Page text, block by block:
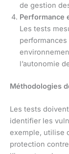
de gestion
Performance
Les tests
l’autonomie
Méthodologies
Les tests
identifier les
exemple, utilise
protection